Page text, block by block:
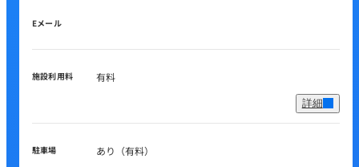
Eメール
施設利用料 有料
詳細
駐車場
あり（有料）